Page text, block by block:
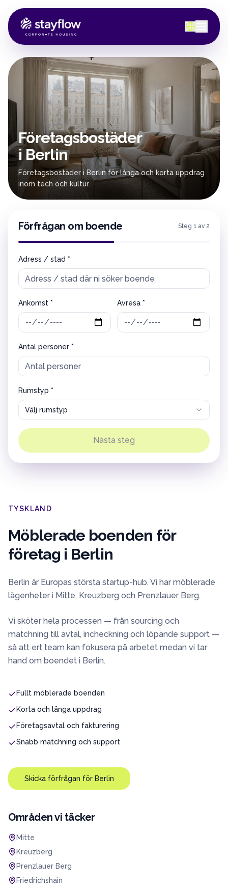
Företagsbostäder
i Berlin
Företagsbostäder i Berlin för långa och korta uppdrag
inom tech och kultur.
Förfrågan om boende Steg 1 av 2
Adress / stad *
Ankomst * Avresa *
Antal personer *
Rumstyp *
Välj rumstyp
Nästa steg
TYSKLAND
Möblerade boenden för
företag i Berlin
Berlin är Europas största startup-hub. Vi har möblerade
lägenheter i Mitte, Kreuzberg och Prenzlauer Berg.
Vi sköter hela processen — från sourcing och
matchning till avtal, incheckning och löpande support —
så att ert team kan fokusera på arbetet medan vi tar
hand om boendet i Berlin.
Fullt möblerade boenden
Korta och långa uppdrag
Företagsavtal och fakturering
Snabb matchning och support
Skicka förfrågan för Berlin
Områden vi täcker
Mitte
Kreuzberg
Prenzlauer Berg
Friedrichshain